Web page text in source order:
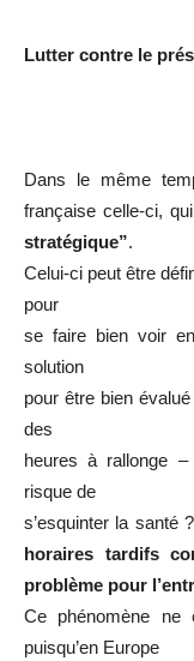
Lutter contre le
Dans le même
française celle-ci,
stratégique”.
Celui-ci peut être
pour
se faire bien voir
solution
pour être bien
des
heures à rallonge
risque de
s’esquinter la santé
horaires tardifs
problème pour
Ce phénomène ne
puisqu’en Europe